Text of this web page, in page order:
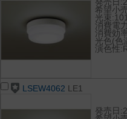
発売日
希望小
光束
消費電
消費効
光色(色
演色性
LSEW4062 LE1
発売日